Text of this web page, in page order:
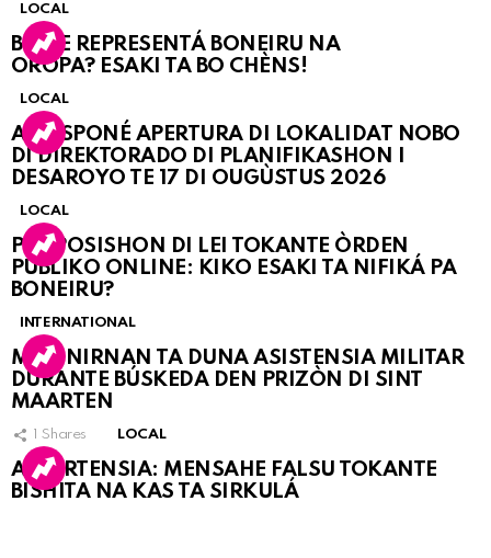
LOCAL
BO KE REPRESENTÁ BONEIRU NA
OROPA? ESAKI TA BO CHÈNS!
LOCAL
A POSPONÉ APERTURA DI LOKALIDAT NOBO
DI DIREKTORADO DI PLANIFIKASHON I
DESAROYO TE 17 DI OUGÙSTUS 2026
LOCAL
PROPOSISHON DI LEI TOKANTE ÒRDEN
PÚBLIKO ONLINE: KIKO ESAKI TA NIFIKÁ PA
BONEIRU?
INTERNATIONAL
MARINIRNAN TA DUNA ASISTENSIA MILITAR
DURANTE BÚSKEDA DEN PRIZÒN DI SINT
MAARTEN
1 Shares LOCAL
ATVERTENSIA: MENSAHE FALSU TOKANTE
BISHITA NA KAS TA SIRKULÁ